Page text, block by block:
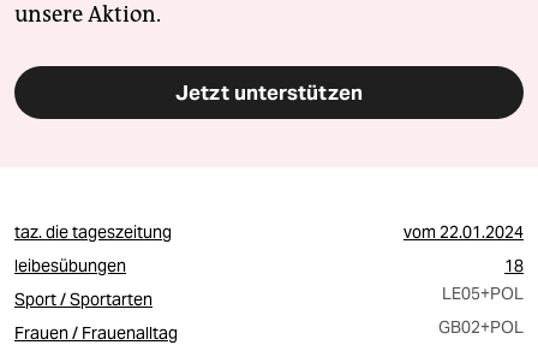
unsere Aktion.
Jetzt unterstützen
taz. die tageszeitung vom22.01.2024
leibesübungen
18
Sport / Sportarten
LE05+POL
Frauen / Frauenalltag
GB02+POL